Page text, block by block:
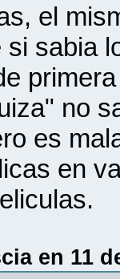
el
sabia
no
es
en
en 11